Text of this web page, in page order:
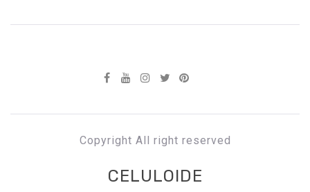
Copyright All right reserved
CELULOIDE